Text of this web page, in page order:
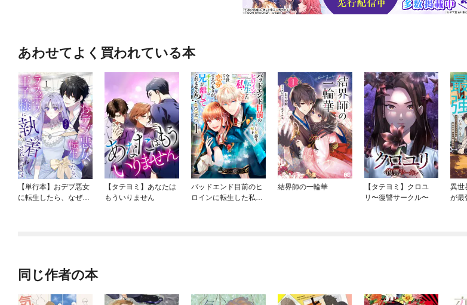
あわせてよく買われている本
【単行本】おデブ悪女
に転生したら、なぜか
【タテヨミ】あなたは
もういりません
バッドエンド目前のヒ
ロインに転生した私、
結界師の一輪華
【タテヨミ】クロユ
リ〜復讐サークル〜
異世
が最
同じ作者の本